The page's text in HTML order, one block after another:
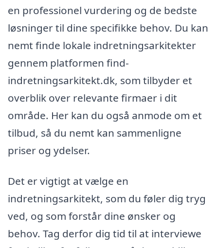
en professionel vurdering og de bedste
løsninger til dine specifikke behov. Du kan
nemt finde lokale indretningsarkitekter
gennem platformen find-
indretningsarkitekt.dk, som tilbyder et
overblik over relevante firmaer i dit
område. Her kan du også anmode om et
tilbud, så du nemt kan sammenligne
priser og ydelser.
Det er vigtigt at vælge en
indretningsarkitekt, som du føler dig tryg
ved, og som forstår dine ønsker og
behov. Tag derfor dig tid til at interviewe